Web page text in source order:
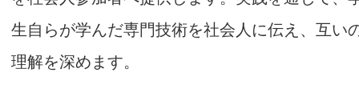
生自らが学んだ専門技術を社会人に伝え、互い
理解を深めます。